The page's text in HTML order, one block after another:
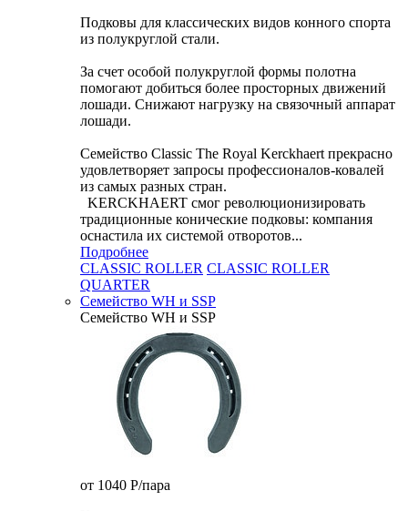
Подковы для классических видов конного спорта
из полукруглой стали.
За счет особой полукруглой формы полотна
помогают добиться более просторных движений
лошади. Снижают нагрузку на связочный аппарат
лошади.
Семейство Classic The Royal Kerckhaert прекрасно
удовлетворяет запросы профессионалов-ковалей
из самых разных стран.
KERCKHAERT смог революционизировать
традиционные конические подковы: компания
оснастила их системой отворотов...
Подробнее
CLASSIC ROLLER CLASSIC ROLLER
QUARTER
Семейство WH и SSP
Семейство WH и SSP
от 1040 P/пара